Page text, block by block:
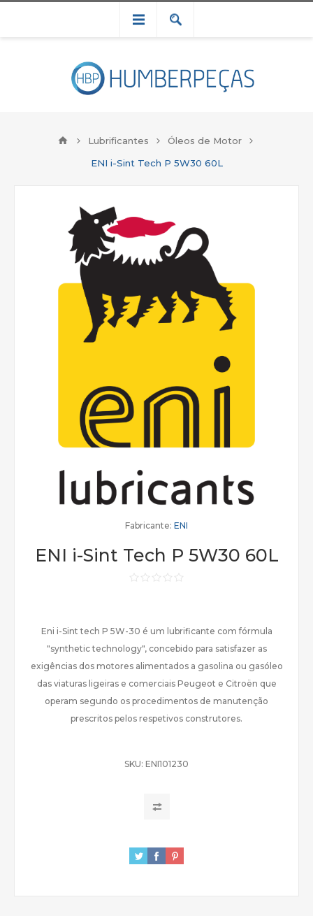
Lubrificantes
Óleos de Motor
ENI i-Sint Tech P 5W30 60L
Fabricante: ENI
ENI i-Sint Tech P 5W30 60L
Eni i-Sint tech P 5W-30 é um lubrificante com fórmula
"synthetic technology", concebido para satisfazer as
exigências dos motores alimentados a gasolina ou gasóleo
das viaturas ligeiras e comerciais Peugeot e Citroën que
operam segundo os procedimentos de manutenção
prescritos pelos respetivos construtores.
SKU: ENI101230